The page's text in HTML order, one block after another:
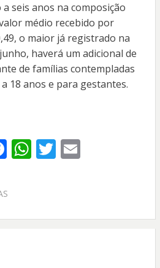
seis anos na composição
médio recebido por
o maior já registrado na
haverá um adicional de
de famílias contempladas
18 anos e para gestantes.
F
e
o
W
A
T E